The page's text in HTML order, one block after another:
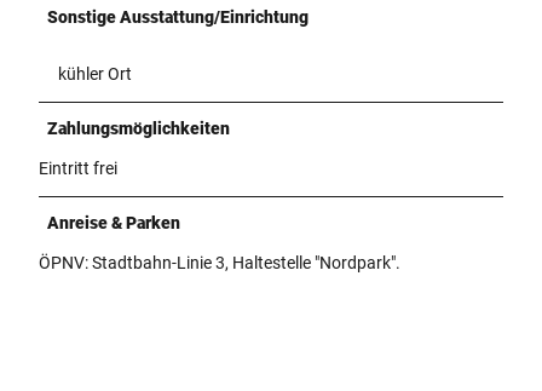
Sonstige Ausstattung/Einrichtung
kühler Ort
Zahlungsmöglichkeiten
Eintritt frei
Anreise & Parken
ÖPNV: Stadtbahn-Linie 3, Haltestelle "Nordpark".